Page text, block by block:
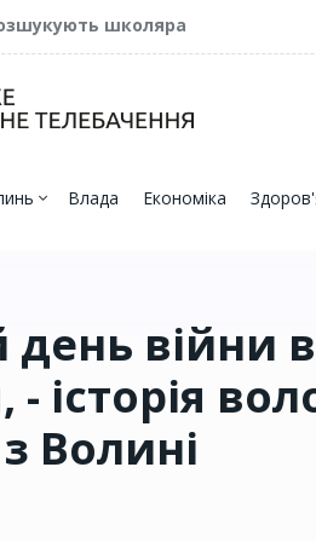
школяра
Влада Економіка
день війни
історія
Волині